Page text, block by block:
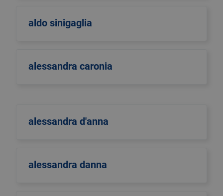
aldo sinigaglia
alessandra caronia
alessandra d'anna
alessandra danna